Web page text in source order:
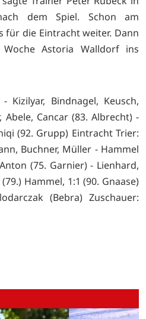
dem Spiel. Schon am
für die Eintracht weiter. Dann
Astoria Walldorf ins
Kizilyar, Bindnagel, Keusch,
Abele, Cancar (83. Albrecht) -
(92. Grupp) Eintracht Trier:
Buchner, Müller - Hammel
(75. Garnier) - Lienhard,
Hammel, 1:1 (90. Gnaase)
(Bebra) Zuschauer: